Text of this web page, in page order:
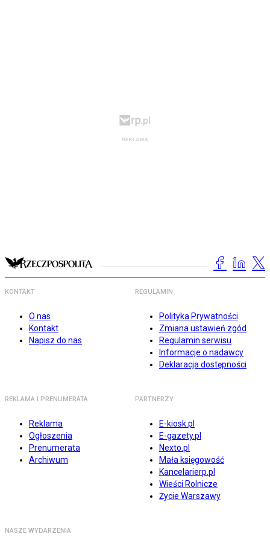
KONTAKT
O nas
Kontakt
Napisz do nas
REGULAMIN
Polityka Prywatności
Zmiana ustawień zgód
Regulamin serwisu
Informacje o nadawcy
Deklaracja dostępności
REKLAMA I PRENUMERATA
Reklama
Ogłoszenia
Prenumerata
Archiwum
PARTNERZY
E-kiosk.pl
E-gazety.pl
Nexto.pl
Mała księgowość
Kancelarierp.pl
Wieści Rolnicze
Życie Warszawy
NASZE WYDARZENIA